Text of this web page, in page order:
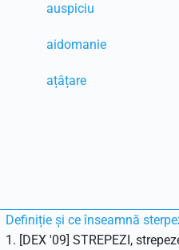
auspiciu
aidomanie
ațâțare
Definiție și ce înseamnă
1. [DEX '09] STREPEZI,